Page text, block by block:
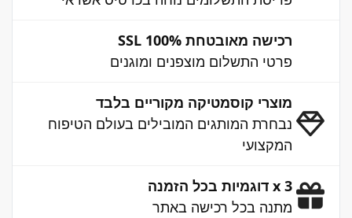
רכישה מאובטחת 100% SSL
פרטי התשלום מוצפנים ומוגנים
מוצרי קוסמטיקה מקוריים בלבד
נבחרת המותגים המובילים בעולם הטיפוח
המקצועי
3 x דוגמיות בכל הזמנה
מתנה בכל רכישה באתר